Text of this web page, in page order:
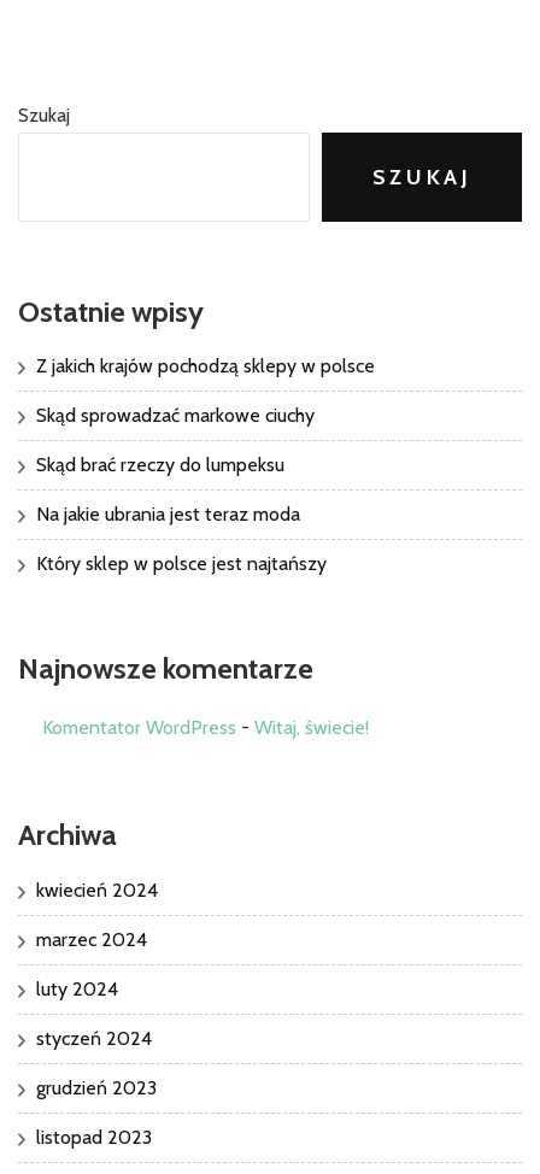
Szukaj
SZUKAJ
Ostatnie wpisy
Z jakich krajów pochodzą sklepy w polsce
Skąd sprowadzać markowe ciuchy
Skąd brać rzeczy do lumpeksu
Na jakie ubrania jest teraz moda
Który sklep w polsce jest najtańszy
Najnowsze komentarze
Komentator WordPress - Witaj, świecie!
Archiwa
kwiecień 2024
marzec 2024
luty 2024
styczeń 2024
grudzień 2023
listopad 2023